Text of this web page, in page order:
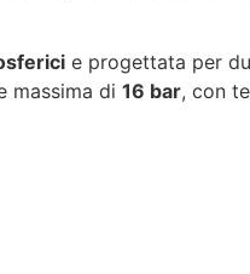
e progettata per
massima di 16 bar, con